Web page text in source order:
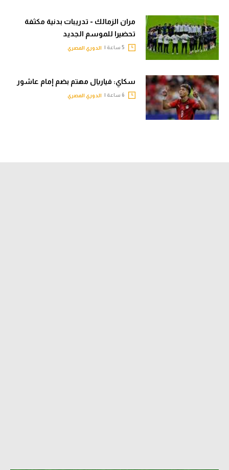
مران الزمالك - تدريبات بدنية مكثفة
تحضيرا للموسم الجديد
الدوري المصري
سكاي: فياريال مهتم بضم إمام عاشور
الدوري المصري